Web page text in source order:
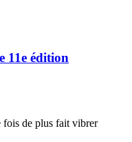
11e édition
fois de plus fait vibrer